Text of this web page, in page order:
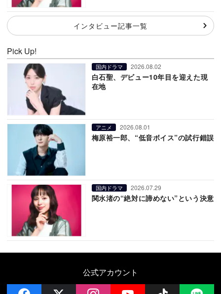
インタビュー記事一覧
Pick Up!
国内ドラマ 2026.08.02
白石聖、デビュー10年目を迎えた現
在地
アニメ 2026.08.01
梅原裕一郎、“低音ボイス”の試行錯誤
国内ドラマ 2026.07.29
関水渚の“絶対に諦めない”という決意
公式アカウント